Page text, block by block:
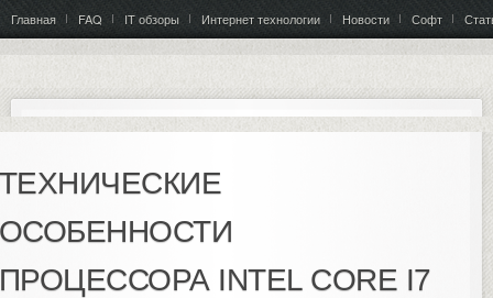
Главная FAQ IT обзоры Интернет технологии Новости Софт
INTEL CORE I7